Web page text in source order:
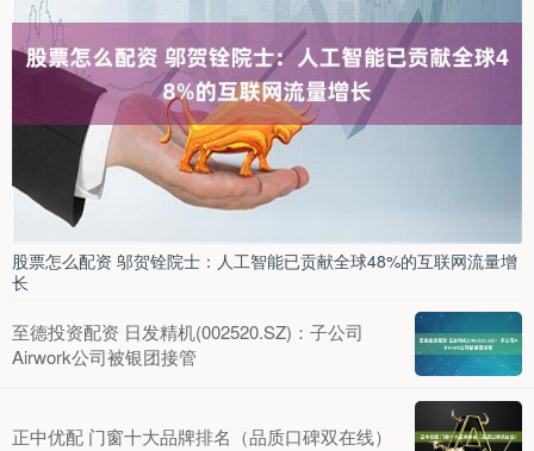
股票怎么配资 邬贺铨院士：人工智能已贡献全球48%的互联网流量增
长
至德投资配资 日发精机(002520.SZ)：子公司
Airwork公司被银团接管
正中优配 门窗十大品牌排名（品质口碑双在线）